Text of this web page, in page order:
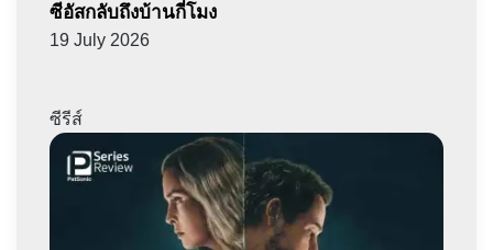
ซีอัสกลับถึงบ้านกี่โมง
19 July 2026
ซีรีส์